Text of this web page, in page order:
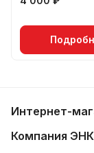
Интернет-
Компания